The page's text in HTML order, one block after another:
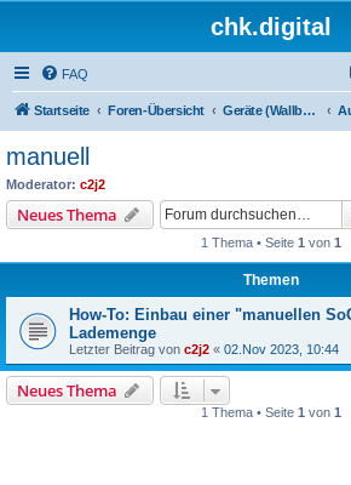
chk.digital
FAQ
Startseite Foren-Übersicht Geräte (Wallboxen, Stromquellen, Autos)
manuell
Moderator: c2j2
Neues Thema
1 Thema • Seite 1 von 1
Themen
How-To: Einbau einer "manuellen
Lademenge
Letzter Beitrag von c2j2 « 02.Nov 2023, 10:44
Neues Thema
1 Thema • Seite 1 von 1